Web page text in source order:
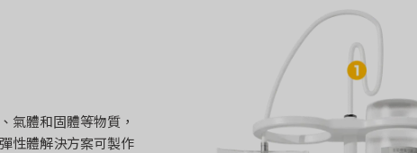
氣體和固體等物質，
性體解決方案可製作